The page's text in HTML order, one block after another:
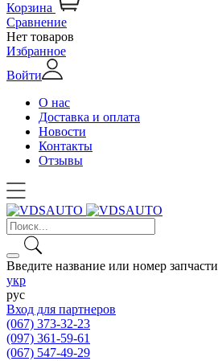
Корзина
Сравнение
Нет товаров
Избранное
Войти
О нас
Доставка и оплата
Новости
Контакты
Отзывы
Введите название или номер запчасти
укр
рус
Вход для партнеров
(067) 373-32-23
(097) 361-59-61
(067) 547-49-29